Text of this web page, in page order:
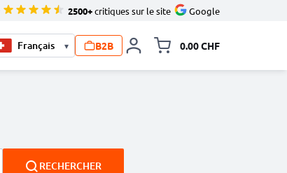
2500+critiques sur le site Google
▾ B2B 0.00 CHF
RECHERCHER